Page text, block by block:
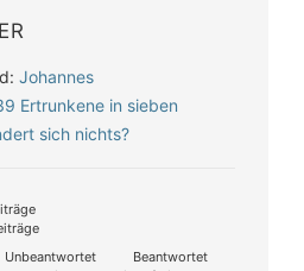
Johannes
Ertrunkene in sieben
sich nichts?
Unbeantwortet
Beantwortet